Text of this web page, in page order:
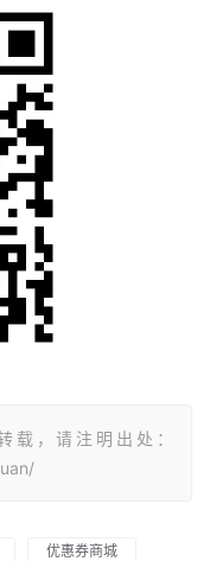
载，请注明出处：
优惠券商城